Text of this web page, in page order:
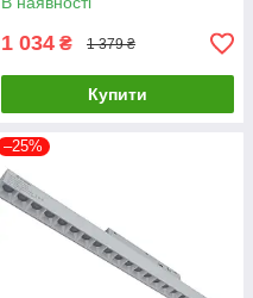
1 034 ₴ 1 379 ₴
Купити
–25%